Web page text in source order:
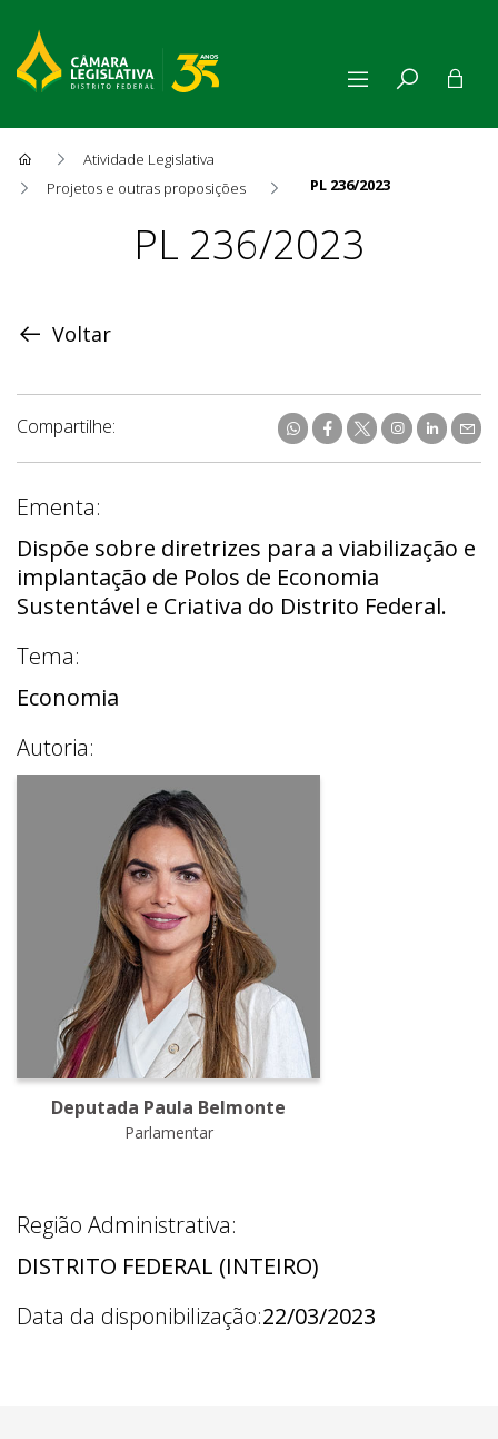
Atividade Legislativa
Projetos e outras proposições
PL 236/2023
ProposiçãoPL 236/2023
Voltar
Compartilhe:
Ementa:
Dispõe sobre diretrizes para a viabilização e
implantação de Polos de Economia
Sustentável e Criativa do Distrito Federal.
Tema:
Economia
Autoria:
Deputada Paula Belmonte
Parlamentar
Região Administrativa:
DISTRITO FEDERAL (INTEIRO)
Data da disponibilização:22/03/2023